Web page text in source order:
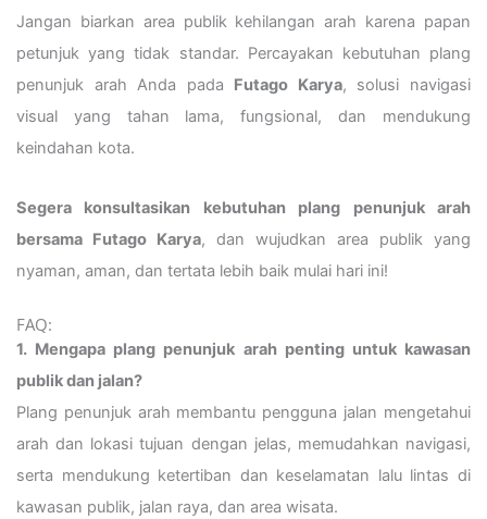
Jangan biarkan area publik kehilangan arah karena papan
petunjuk yang tidak standar. Percayakan kebutuhan plang
penunjuk arah Anda pada Futago Karya, solusi navigasi
visual yang tahan lama, fungsional, dan mendukung
keindahan kota.
Segera konsultasikan kebutuhan plang penunjuk arah
bersama Futago Karya, dan wujudkan area publik yang
nyaman, aman, dan tertata lebih baik mulai hari ini!
FAQ:
1. Mengapa plang penunjuk arah penting untuk kawasan
publik dan jalan?
Plang penunjuk arah membantu pengguna jalan mengetahui
arah dan lokasi tujuan dengan jelas, memudahkan navigasi,
serta mendukung ketertiban dan keselamatan lalu lintas di
kawasan publik, jalan raya, dan area wisata.